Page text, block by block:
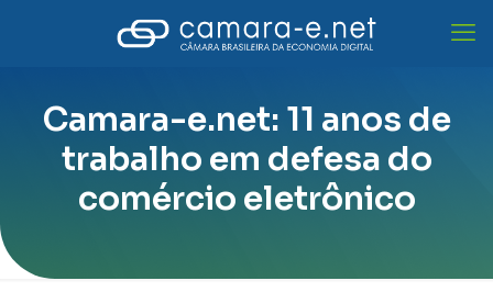
Camara-e.net: 11 anos de
trabalho em defesa do
comércio eletrônico